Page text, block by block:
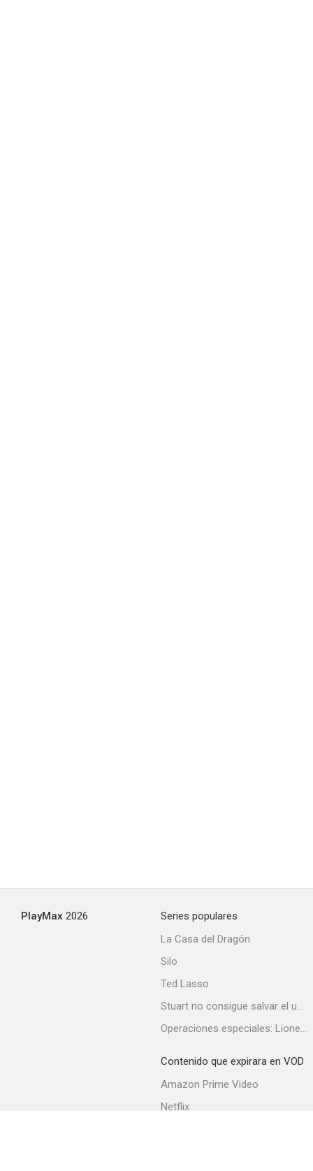
PlayMax 2026
Series populares
La Casa del Dragón
Silo
Ted Lasso
Stuart no consigue salvar el universo
Operaciones especiales: Lioness
Contenido que expirara en VOD
Amazon Prime Video
Netflix